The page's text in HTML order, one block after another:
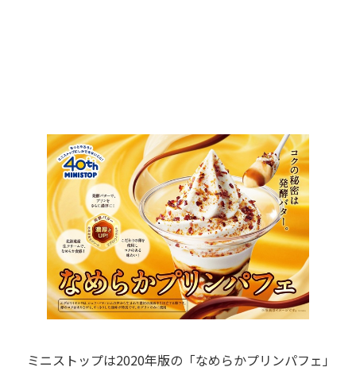
ミニストップは2020年版の「なめらかプリンパフェ」